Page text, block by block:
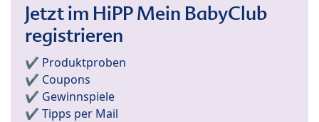
Jetzt im HiPP Mein BabyClub
registrieren
✔️ Produktproben
✔️ Coupons
✔️ Gewinnspiele
✔️ Tipps per Mail